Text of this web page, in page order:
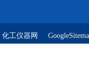
化工仪器网